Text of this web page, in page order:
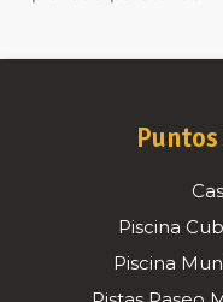
Piscina
Piscina